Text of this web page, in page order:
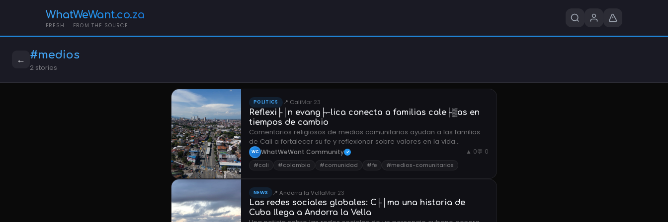
WhatWeWant.co.za
FRESH ... FROM THE SOURCE
← #medios
2 stories
POLITICS 📍 CaliMar 23
Reflexi├│n evang├⌐lica conecta a familias cale├▒as en
tiempos de cambio
Comentarios religiosos de medios comunitarios ayudan a las familias
de Cali a fortalecer su fe y reflexionar sobre valores en la vida
cotidiana.
WC WhatWeWant Community ✓ ▲ 0💬 0
#cali #colombia #comunidad #fe #medios-comunitarios
NEWS 📍 Andorra la VellaMar 23
Las redes sociales globales: C├│mo una historia de
Cuba llega a Andorra la Vella